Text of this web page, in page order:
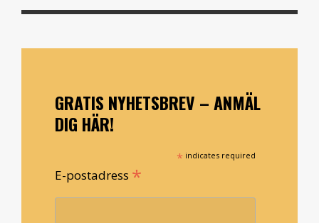
GRATIS NYHETSBREV – ANMÄL
DIG HÄR!
* indicates required
E-postadress *